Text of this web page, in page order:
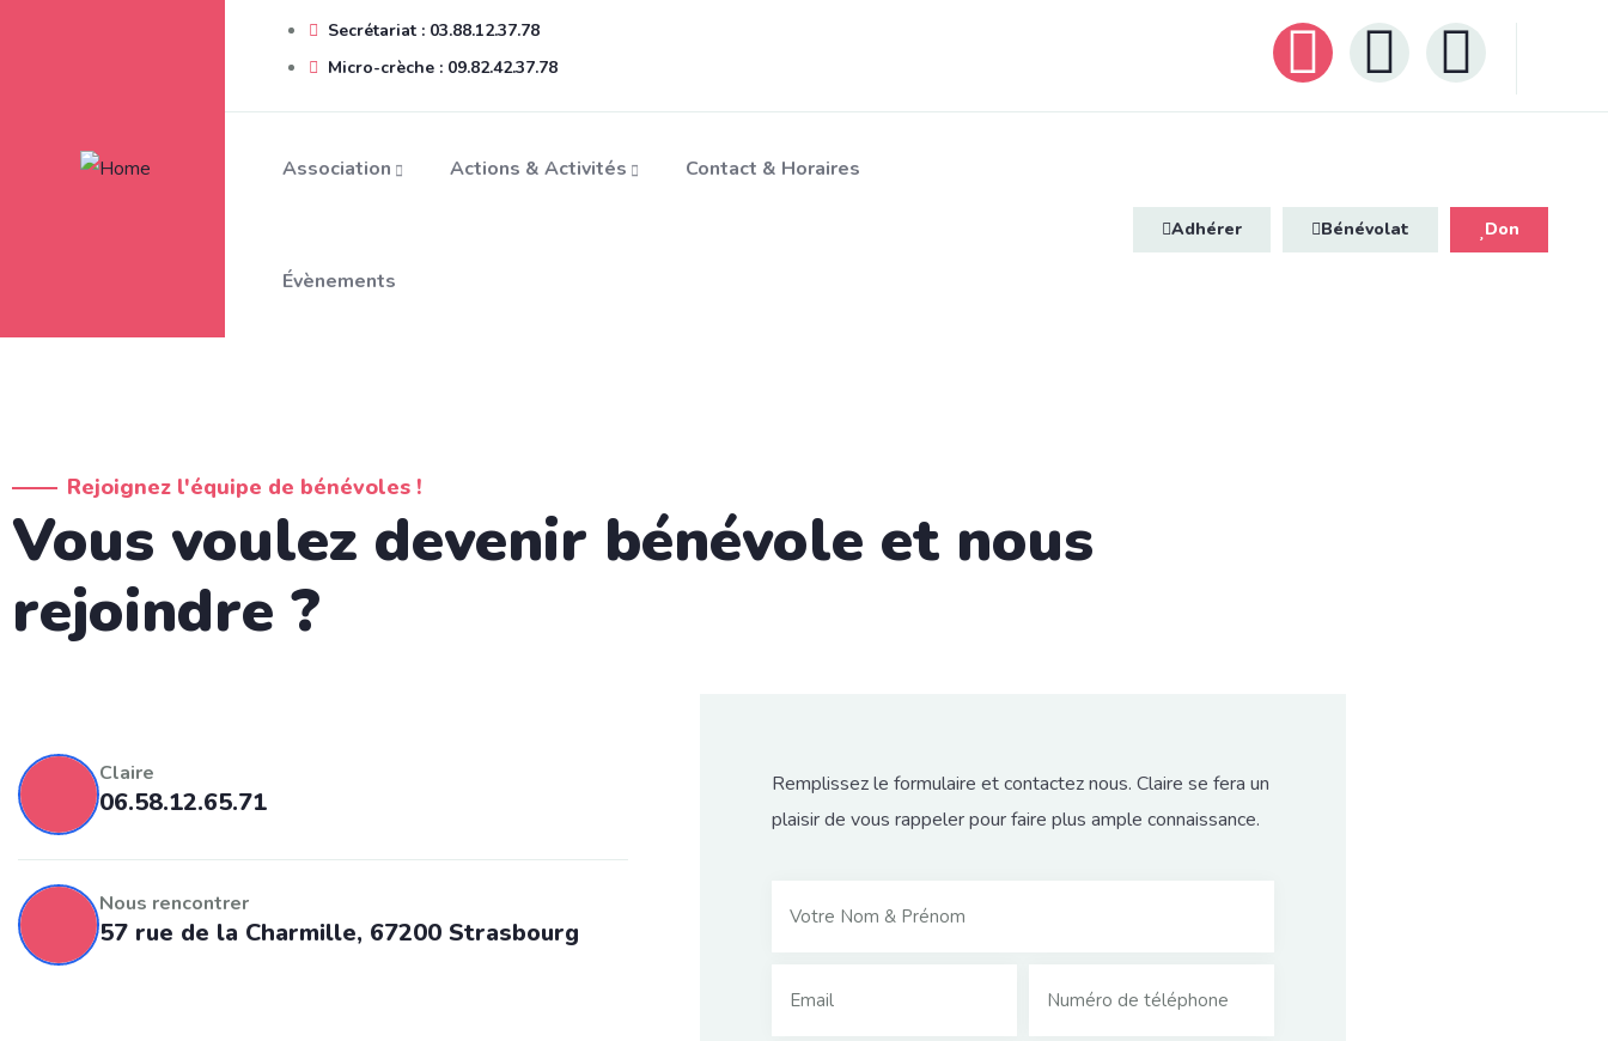
Secrétariat : 03.88.12.37.78
Micro-crèche : 09.82.42.37.78
Association Actions & Activités Contact & Horaires
Évènements
Adhérer Bénévolat Don
Rejoignez l'équipe de bénévoles !
Vous voulez devenir bénévole et nous
rejoindre ?
Claire
06.58.12.65.71
Nous rencontrer
57 rue de la Charmille, 67200 Strasbourg
Remplissez le formulaire et contactez nous. Claire se fera un
plaisir de vous rappeler pour faire plus ample connaissance.